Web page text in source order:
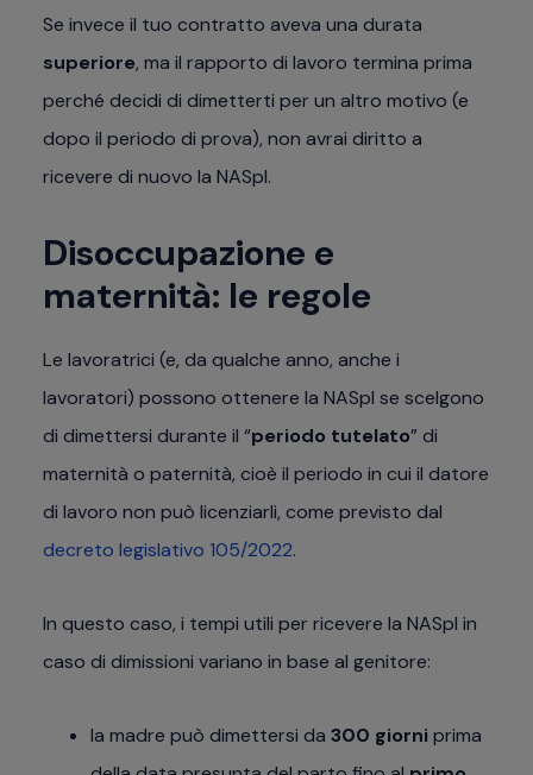
Se invece il tuo contratto aveva una durata
superiore, ma il rapporto di lavoro termina prima
perché decidi di dimetterti per un altro motivo (e
dopo il periodo di prova), non avrai diritto a
ricevere di nuovo la NASpI.
Disoccupazione e
maternità: le regole
Le lavoratrici (e, da qualche anno, anche i
lavoratori) possono ottenere la NASpI se scelgono
di dimettersi durante il “periodo tutelato” di
maternità o paternità, cioè il periodo in cui il datore
di lavoro non può licenziarli, come previsto dal
decreto legislativo 105/2022.
In questo caso, i tempi utili per ricevere la NASpI in
caso di dimissioni variano in base al genitore:
la madre può dimettersi da 300 giorni prima